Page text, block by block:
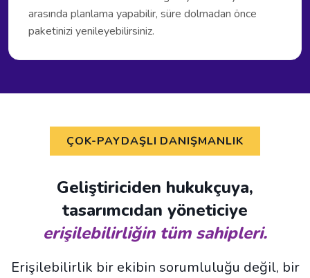
arasında planlama yapabilir, süre dolmadan önce
paketinizi yenileyebilirsiniz.
ÇOK-PAYDAŞLI DANIŞMANLIK
Geliştiriciden hukukçuya,
tasarımcıdan yöneticiye
erişilebilirliğin tüm sahipleri.
Erişilebilirlik bir ekibin sorumluluğu değil, bir